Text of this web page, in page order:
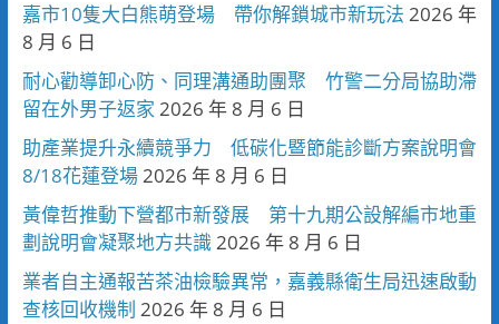
嘉市10隻大白熊萌登場 帶你解鎖城市新玩法 2026 年
8 月 6 日
耐心勸導卸心防、同理溝通助團聚 竹警二分局協助滯
留在外男子返家 2026 年 8 月 6 日
助產業提升永續競爭力 低碳化暨節能診斷方案說明會
8/18花蓮登場2026 年 8 月 6 日
黃偉哲推動下營都市新發展 第十九期公設解編市地重
劃說明會凝聚地方共識2026 年 8 月 6 日
業者自主通報苦茶油檢驗異常，嘉義縣衛生局迅速啟動
查核回收機制 2026 年 8 月 6 日